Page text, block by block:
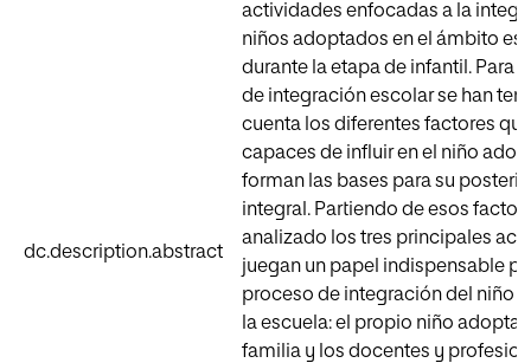
dc.description.abstract
actividades enfocadas a la
niños adoptados en el ámbito
durante la etapa de infantil. Para
de integración escolar se han
cuenta los diferentes factores
capaces de influir en el niño
forman las bases para su
integral. Partiendo de esos
analizado los tres principales
juegan un papel indispensable
proceso de integración del niño
la escuela: el propio niño
familia y los docentes y